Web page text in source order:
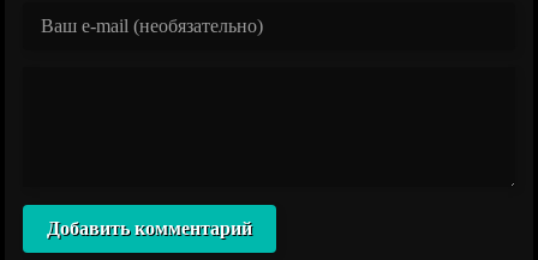
Добавить комментарий